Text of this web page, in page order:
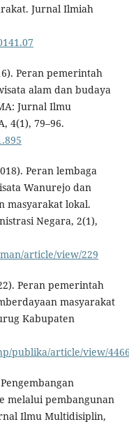
Jurnal Ilmiah
Peran pemerintah
alam dan budaya
Jurnal Ilmu
4(1), 79–96.
Peran lembaga
Wanurejo dan
masyarakat lokal.
Negara, 2(1),
article/view/229
Peran pemerintah
masyarakat
Kabupaten
publika/article/view/
melalui pembangunan
Ilmu Multidisiplin,